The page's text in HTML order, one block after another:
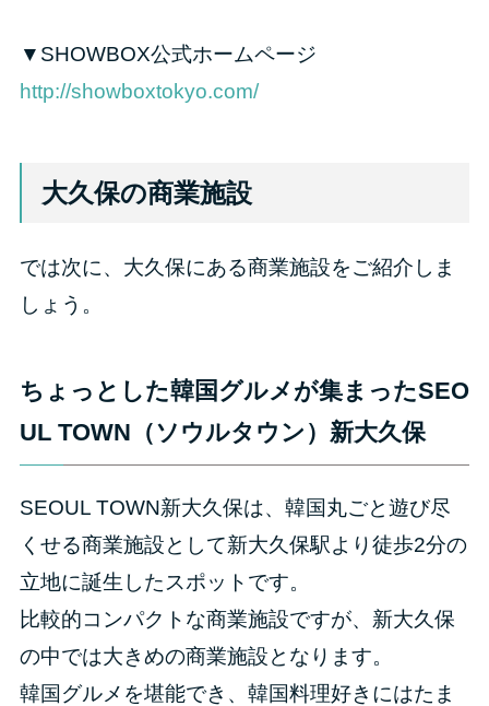
▼SHOWBOX公式ホームページ
http://showboxtokyo.com/
大久保の商業施設
では次に、大久保にある商業施設をご紹介しま
しょう。
ちょっとした韓国グルメが集まったSEO
UL TOWN（ソウルタウン）新大久保
SEOUL TOWN新大久保は、韓国丸ごと遊び尽
くせる商業施設として新大久保駅より徒歩2分の
立地に誕生したスポットです。
比較的コンパクトな商業施設ですが、新大久保
の中では大きめの商業施設となります。
韓国グルメを堪能でき、韓国料理好きにはたま